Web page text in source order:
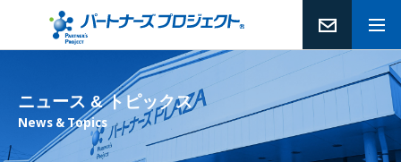
ニュース & トピックス
News & Topics